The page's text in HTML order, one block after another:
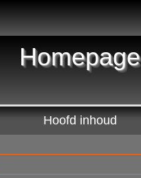
Homepage
Hoofd inhoud